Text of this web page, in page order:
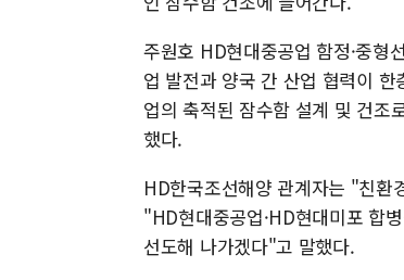
주원호 HD현대중공업 함정·중형
업 발전과 양국 간 산업 협력이
업의 축적된 잠수함 설계 및 건조
했다.
HD한국조선해양 관계자는 "친환
"HD현대중공업·HD현대미포 합
선도해 나가겠다"고 말했다.